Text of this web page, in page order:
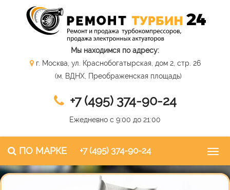
Мы находимся по адресу:
г. Москва, ул. Краснобогатырская, дом 2, стр. 26
(м. ВДНХ, Преображенская площадь)
+7 (495) 374-90-24
Ежедневно с 9:00 до 21:00
ПО МАРКЕ +7 (495) 374-90-24